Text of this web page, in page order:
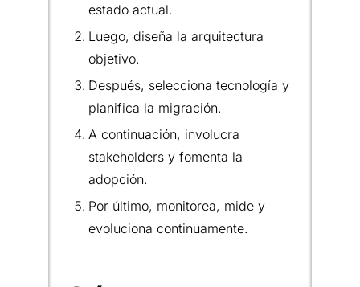
estado actual.
Luego, diseña la arquitectura
objetivo.
Después, selecciona tecnología y
planifica la migración.
A continuación, involucra
stakeholders y fomenta la
adopción.
Por último, monitorea, mide y
evoluciona continuamente.